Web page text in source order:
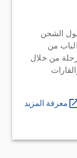
الشحن
من
من خلال
معرفة المزيد